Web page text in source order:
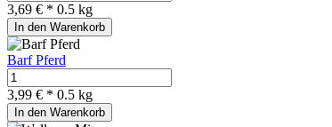
3,69 € * 0.5 kg
In den Warenkorb
Barf Pferd
3,99 € * 0.5 kg
In den Warenkorb